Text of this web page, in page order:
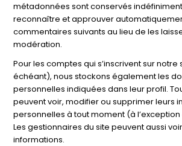
métadonnées sont conservés
reconnaître et approuver
commentaires suivants au lieu de les
modération.
Pour les comptes qui s’inscrivent sur notre
échéant), nous stockons également les
personnelles indiquées dans leur profil.
peuvent voir, modifier ou supprimer leurs
personnelles à tout moment (à
Les gestionnaires du site peuvent aussi
informations.